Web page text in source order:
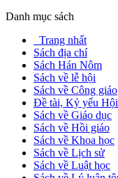
Danh mục sách
Trang nhất
Sách địa chí
Sách Hán Nôm
Sách về lễ hội
Sách về Công giáo
Đề tài, Kỷ yếu
Sách về Giáo dục
Sách về Hồi giáo
Sách về Khoa học
Sách về Lịch sử
Sách về Luật học